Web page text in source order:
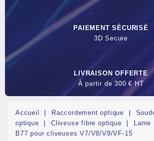
PAIEMENT SÉCURISÉ
3D Secure
LIVRAISON OFFERTE
À partir de 300 € HT
Accueil Raccordement optique
optique
Cliveuse fibre optique
B77 pour cliveuses V7/V8/V9/VF-15